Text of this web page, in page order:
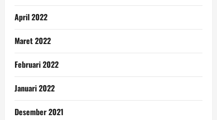
April 2022
Maret 2022
Februari 2022
Januari 2022
Desember 2021